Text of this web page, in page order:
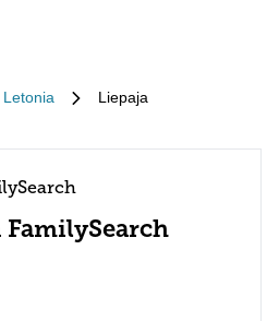
Letonia Liepaja